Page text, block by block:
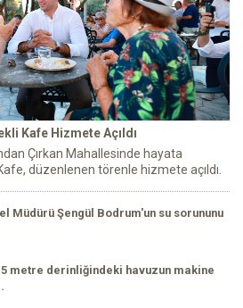
Kafe Hizmete Açıldı
Çırkan Mahallesinde hayata
düzenlenen törenle hizmete açıldı.
Müdürü Şengül Bodrum'un su sorununu
metre derinliğindeki havuzun makine